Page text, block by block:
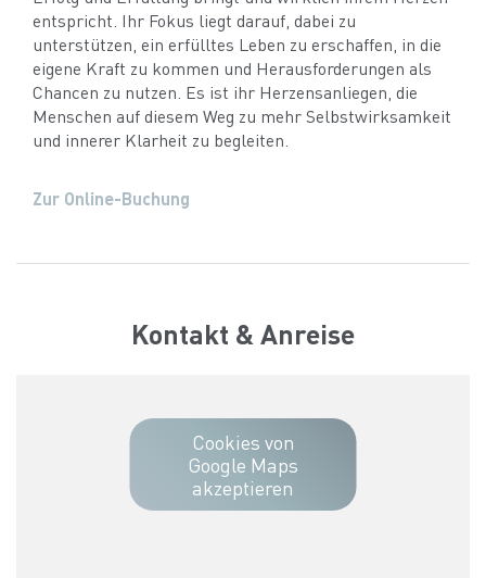
entspricht. Ihr Fokus liegt darauf, dabei zu
unterstützen, ein erfülltes Leben zu erschaffen, in die
eigene Kraft zu kommen und Herausforderungen als
Chancen zu nutzen. Es ist ihr Herzensanliegen, die
Menschen auf diesem Weg zu mehr Selbstwirksamkeit
und innerer Klarheit zu begleiten.
Zur Online-Buchung
Kontakt & Anreise
Cookies von
Google Maps
akzeptieren